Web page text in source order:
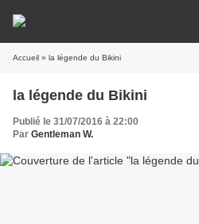
Accueil » la légende du Bikini
la légende du Bikini
Publié le 31/07/2016 à 22:00
Par Gentleman W.